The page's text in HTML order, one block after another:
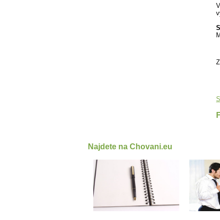
Najdete na Chovani.eu